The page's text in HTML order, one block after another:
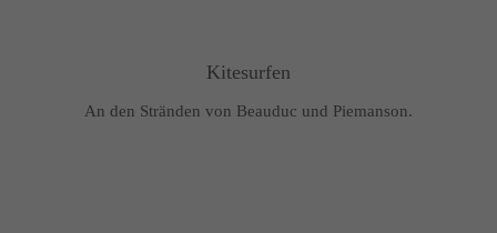
Kitesurfen
An den Stränden von Beauduc und Piemanson.